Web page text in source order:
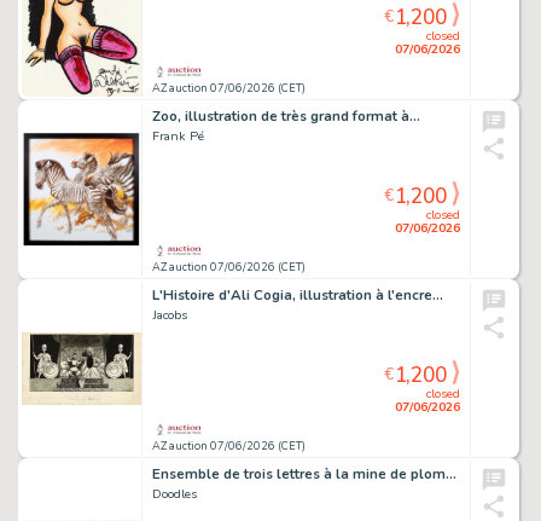
AZ auction 07/06/2026 (CET)
closed
07/06/2026
€1,200
Zoo, illustration de très grand format à…
Frank Pé
AZ auction 07/06/2026 (CET)
closed
07/06/2026
€1,200
L'Histoire d'Ali Cogia, illustration à l'encre…
Jacobs
AZ auction 07/06/2026 (CET)
closed
07/06/2026
€1,200
Ensemble de trois lettres à la mine de plomb…
Doodles